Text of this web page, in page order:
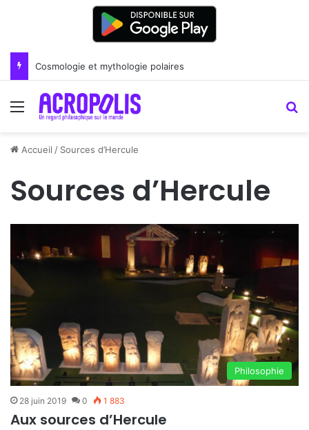
Cosmologie et mythologie polaires
Menu
Accueil / Sources d’Hercule
Sources d’Hercule
Philosophie
28 juin 2019 0 1 883
Aux sources d’Hercule